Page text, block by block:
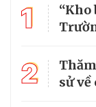
1
“Kho
2
sử